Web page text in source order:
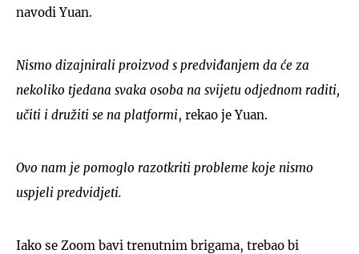
navodi Yuan.
Nismo dizajnirali proizvod s predviđanjem da će za
nekoliko tjedana svaka osoba na svijetu odjednom raditi,
učiti i družiti se na platformi, rekao je Yuan.
Ovo nam je pomoglo razotkriti probleme koje nismo
uspjeli predvidjeti.
Iako se Zoom bavi trenutnim brigama, trebao bi